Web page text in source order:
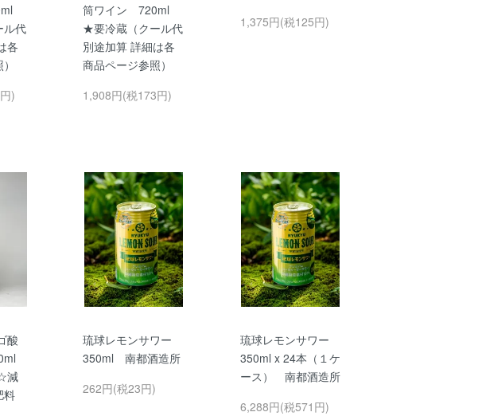
代
各
)
筒ワイン 720ml
★要冷蔵（クール代
別途加算 詳細は各
商品ページ参照）
1,908円(税173円)
1,375円(税125円)
酸
減
料
琉球レモンサワー
350ml 南都酒造所
262円(税23円)
琉球レモンサワー
350ml x 24本（１ケ
ース） 南都酒造所
6,288円(税571円)